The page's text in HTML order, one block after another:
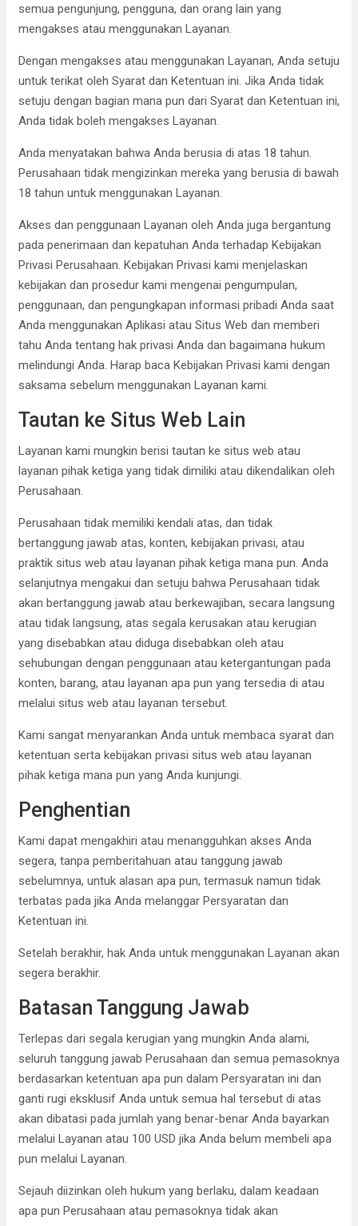
semua pengunjung, pengguna, dan orang lain yang
mengakses atau menggunakan Layanan.
Dengan mengakses atau menggunakan Layanan, Anda setuju
untuk terikat oleh Syarat dan Ketentuan ini. Jika Anda tidak
setuju dengan bagian mana pun dari Syarat dan Ketentuan ini,
Anda tidak boleh mengakses Layanan.
Anda menyatakan bahwa Anda berusia di atas 18 tahun.
Perusahaan tidak mengizinkan mereka yang berusia di bawah
18 tahun untuk menggunakan Layanan.
Akses dan penggunaan Layanan oleh Anda juga bergantung
pada penerimaan dan kepatuhan Anda terhadap Kebijakan
Privasi Perusahaan. Kebijakan Privasi kami menjelaskan
kebijakan dan prosedur kami mengenai pengumpulan,
penggunaan, dan pengungkapan informasi pribadi Anda saat
Anda menggunakan Aplikasi atau Situs Web dan memberi
tahu Anda tentang hak privasi Anda dan bagaimana hukum
melindungi Anda. Harap baca Kebijakan Privasi kami dengan
saksama sebelum menggunakan Layanan kami.
Tautan ke Situs Web Lain
Layanan kami mungkin berisi tautan ke situs web atau
layanan pihak ketiga yang tidak dimiliki atau dikendalikan oleh
Perusahaan.
Perusahaan tidak memiliki kendali atas, dan tidak
bertanggung jawab atas, konten, kebijakan privasi, atau
praktik situs web atau layanan pihak ketiga mana pun. Anda
selanjutnya mengakui dan setuju bahwa Perusahaan tidak
akan bertanggung jawab atau berkewajiban, secara langsung
atau tidak langsung, atas segala kerusakan atau kerugian
yang disebabkan atau diduga disebabkan oleh atau
sehubungan dengan penggunaan atau ketergantungan pada
konten, barang, atau layanan apa pun yang tersedia di atau
melalui situs web atau layanan tersebut.
Kami sangat menyarankan Anda untuk membaca syarat dan
ketentuan serta kebijakan privasi situs web atau layanan
pihak ketiga mana pun yang Anda kunjungi.
Penghentian
Kami dapat mengakhiri atau menangguhkan akses Anda
segera, tanpa pemberitahuan atau tanggung jawab
sebelumnya, untuk alasan apa pun, termasuk namun tidak
terbatas pada jika Anda melanggar Persyaratan dan
Ketentuan ini.
Setelah berakhir, hak Anda untuk menggunakan Layanan akan
segera berakhir.
Batasan Tanggung Jawab
Terlepas dari segala kerugian yang mungkin Anda alami,
seluruh tanggung jawab Perusahaan dan semua pemasoknya
berdasarkan ketentuan apa pun dalam Persyaratan ini dan
ganti rugi eksklusif Anda untuk semua hal tersebut di atas
akan dibatasi pada jumlah yang benar-benar Anda bayarkan
melalui Layanan atau 100 USD jika Anda belum membeli apa
pun melalui Layanan.
Sejauh diizinkan oleh hukum yang berlaku, dalam keadaan
apa pun Perusahaan atau pemasoknya tidak akan